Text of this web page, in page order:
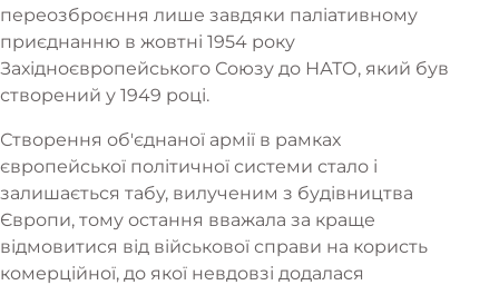
переозброєння лише завдяки паліативному
приєднанню в жовтні 1954 року
Західноєвропейського Союзу до НАТО, який був
створений у 1949 році.
Створення об'єднаної армії в рамках
європейської політичної системи стало і
залишається табу, вилученим з будівництва
Європи, тому остання вважала за краще
відмовитися від військової справи на користь
комерційної, до якої невдовзі додалася